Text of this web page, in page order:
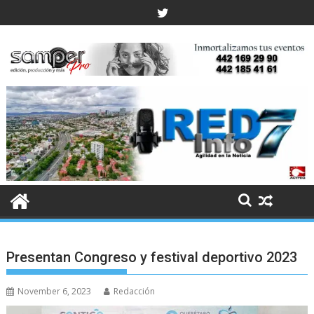
to
Presentan Congreso y festival deportivo 2023
November 6, 2023 Redacción